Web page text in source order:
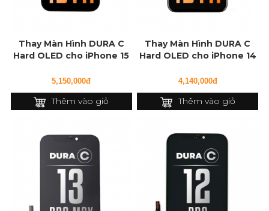
Thay Màn Hình DURA C
Hard OLED cho iPhone 15
5,150,000đ
Thêm vào giỏ
Thay Màn Hình DURA C
Hard OLED cho iPhone 14
4,140,000đ
Thêm vào giỏ